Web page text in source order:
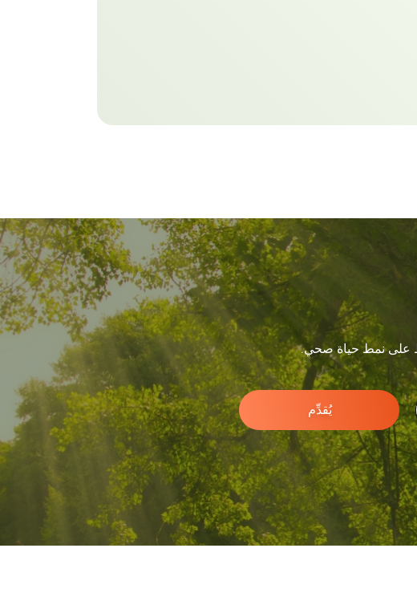
على نمط حياة صحي.
يُقدِّم